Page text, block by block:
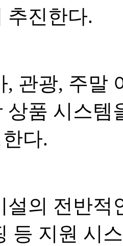
추진한다.
, 관광, 주말
상품 시스템
다.
설의 전반적
등 지원 시